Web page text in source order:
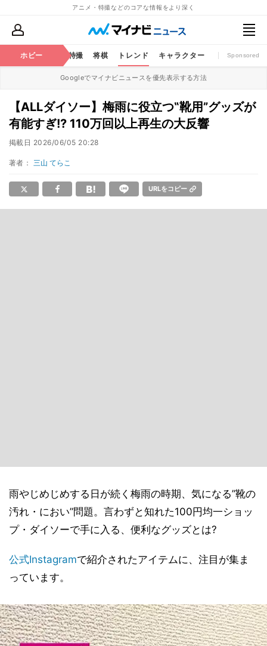
アニメ・特撮などのコアな情報をより深く
ホビー
おもちゃ 特撮 将棋 トレンド キャラクター Sponsored
Googleでマイナビニュースを優先表示する方法
【ALLダイソー】梅雨に役立つ‟靴用”グッズが
有能すぎ!? 110万回以上再生の大反響
掲載日 2026/06/05 20:28
著者： 三山 てらこ
URLをコピー
雨やじめじめする日が続く梅雨の時期、気になる”靴の
汚れ・におい”問題。言わずと知れた100円均一ショッ
プ・ダイソーで手に入る、便利なグッズとは?
公式Instagramで紹介されたアイテムに、注目が集ま
っています。